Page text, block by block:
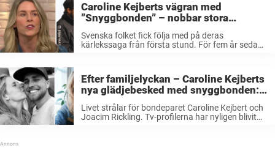
Carolines ...
Caroline Kejberts vägran med
”Snyggbonden” – nobbar stora
beslutet med kärleken: ”Den dagen då
vi…”
Svenska folket fick följa med på deras
kärlekssaga från första stund. För fem år sedan
Efter familjelyckan – Caroline Kejberts
nya glädjebesked med snyggbonden:
”Härligt pirr”
Livet strålar för bondeparet Caroline Kejbert och
Joacim Rickling. Tv-profilerna har nyligen blivit